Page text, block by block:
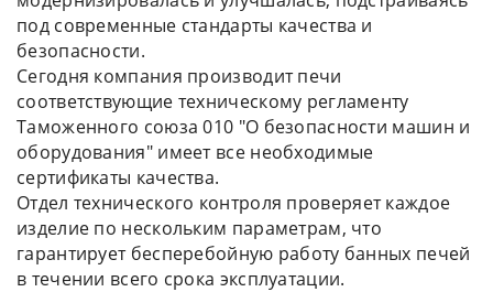
под современные стандарты качества и
безопасности.
Сегодня компания производит печи
соответствующие техническому регламенту
Таможенного союза 010 "О безопасности машин и
оборудования" имеет все необходимые
сертификаты качества.
Отдел технического контроля проверяет каждое
изделие по нескольким параметрам, что
гарантирует бесперебойную работу банных печей
в течении всего срока эксплуатации.